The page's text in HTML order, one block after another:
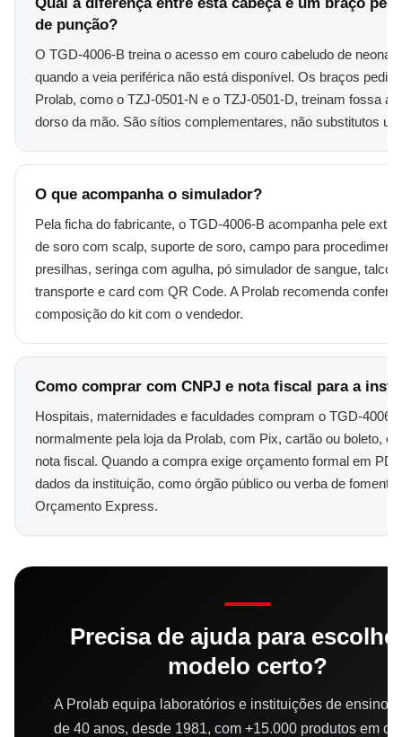
de punção?
O TGD-4006-B treina o acesso em couro cabeludo de
quando a veia periférica não está disponível. Os braços
Prolab, como o TZJ-0501-N e o TZJ-0501-D, treinam fossa
dorso da mão. São sítios complementares, não substitutos
O que acompanha o simulador?
Pela ficha do fabricante, o TGD-4006-B acompanha pele
de soro com scalp, suporte de soro, campo para
presilhas, seringa com agulha, pó simulador de sangue, talco,
transporte e card com QR Code. A Prolab recomenda conferir
composição do kit com o vendedor.
Como comprar com CNPJ e nota fiscal para a
Hospitais, maternidades e faculdades compram o TGD-4006-
normalmente pela loja da Prolab, com Pix, cartão ou boleto, e
nota fiscal. Quando a compra exige orçamento formal em
dados da instituição, como órgão público ou verba de
Orçamento Express.
Precisa de ajuda para
modelo certo?
A Prolab equipa laboratórios e instituições de ensino
de 40 anos, desde 1981, com +15.000 produtos em